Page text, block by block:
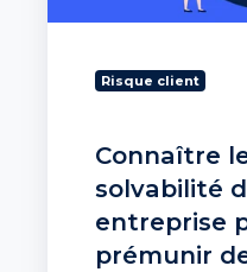
impayés
Risque client
Connaître
solvabilité
entreprise
prémunir